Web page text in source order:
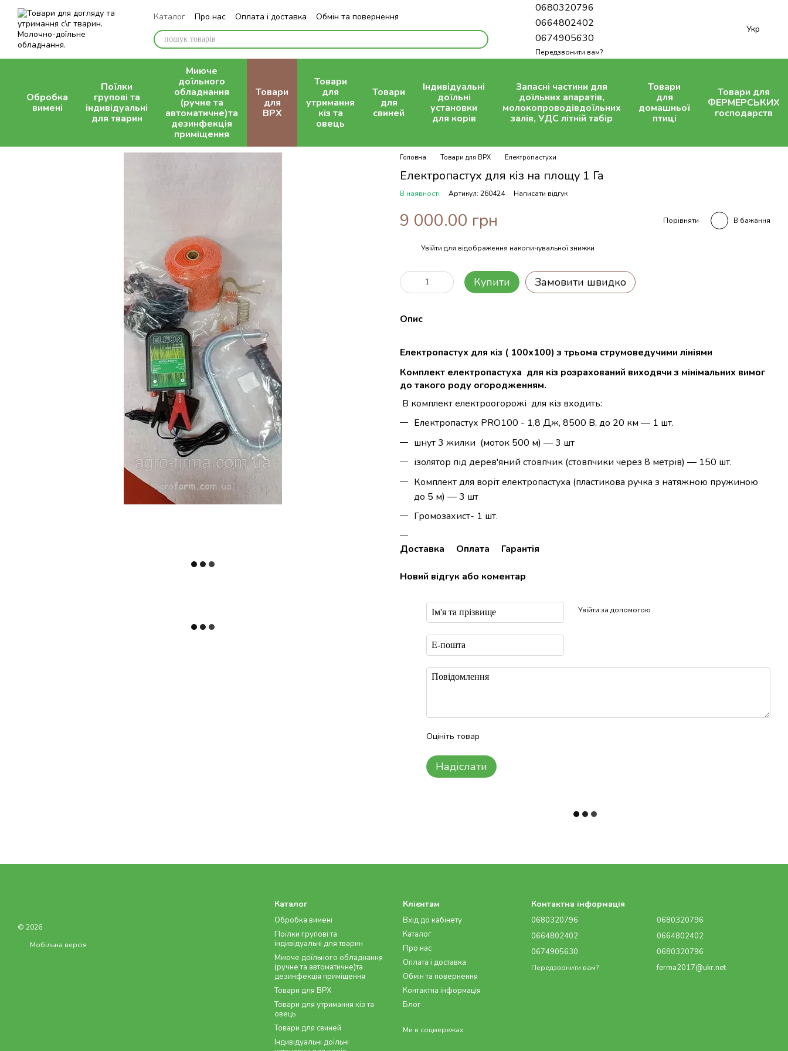
Перейти до основного контенту
Каталог Про нас Оплата і доставка
Обмін та повернення
Контактна інформація
Блог
0680320796
0664802402
0674905630
Передзвонити вам?
Укр
Обробка
вимені
Поїлки
групові та
індивідуальні
для тварин
Миюче
доїльного
обладнання
(ручне та
автоматичне)та
дезинфекція
приміщення
Товари
для
ВРХ
Товари
для
утримання
кіз та
овець
Товари
для
свиней
Індивідуальні
доїльні
установки
для корів
Запасні частини для
доїльних апаратів,
молокопроводівдоїльних
залів, УДС літній табір
Товари
для
домашньої
птиці
Товари для
ФЕРМЕРСЬКИХ
господарств
Головна Товари для ВРХ Електропастухи
Електропастух для кіз на площу 1 Га
В наявності Артикул: 260424 Написати відгук
9 000.00 грн Порівняти В бажання
Увійти для відображення накопичувальної знижки
Купити Замовити швидко
Опис
Електропастух для кіз ( 100х100) з трьома струмоведучими лініями
Комплект електропастуха для кіз розрахований виходячи з мінімальних вимог
до такого роду огородженням.
В комплект електроогорожі для кіз входить:
Електропастух PRO100 - 1,8 Дж, 8500 В, до 20 км ― 1 шт.
шнут 3 жилки (моток 500 м) ― 3 шт
ізолятор під дерев'яний стовпчик (стовпчики через 8 метрів) ― 150 шт.
Комплект для воріт електропастуха (пластикова ручка з натяжною пружиною
до 5 м) ― 3 шт
Громозахист- 1 шт.
Доставка Оплата Гарантія
Новий відгук або коментар
Увійти за допомогою
Оцініть товар
Надіслати
© 2026
Мобільна версія
Каталог
Обробка вимені
Поїлки групові та
індивідуальні для тварин
Миюче доїльного обладнання
(ручне та автоматичне)та
дезинфекція приміщення
Товари для ВРХ
Товари для утримання кіз та
овець
Товари для свиней
Індивідуальні доїльні
Клієнтам
Вхід до кабінету
Каталог
Про нас
Оплата і доставка
Обмін та повернення
Контактна інформація
Блог
Ми в соцмережах
Контактна інформація
0680320796
0664802402
0674905630
Передзвонити вам?
0680320796
0664802402
0680320796
ferma2017@ukr.net